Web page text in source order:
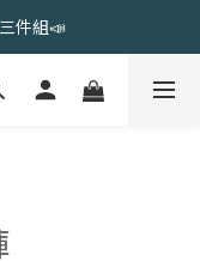
6件現折350元
件組📣
6件現折350元